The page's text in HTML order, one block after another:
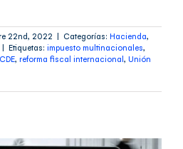
22nd, 2022 | Categorías: Hacienda,
| Etiquetas: impuesto multinacionales,
, reforma fiscal internacional, Unión